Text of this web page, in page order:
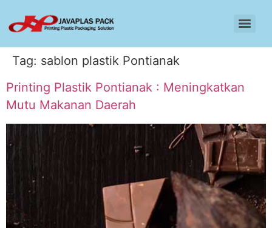
Tag: sablon plastik Pontianak
Printing Plastik Pontianak : Meningkatkan
Mutu Makanan Daerah